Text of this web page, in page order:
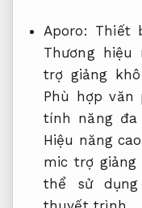
Aporo: Thiết
Thương
trợ giảng
Phù hợp văn
tính năng đa
Hiệu năng
mic trợ
thể sử